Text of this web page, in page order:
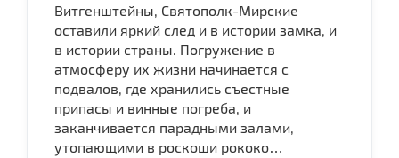
Витгенштейны, Святополк-Мирские
оставили яркий след и в истории замка, и
в истории страны. Погружение в
атмосферу их жизни начинается с
подвалов, где хранились съестные
припасы и винные погреба, и
заканчивается парадными залами,
утопающими в роскоши рококо…